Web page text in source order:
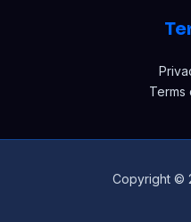
Terms
Copyright ©